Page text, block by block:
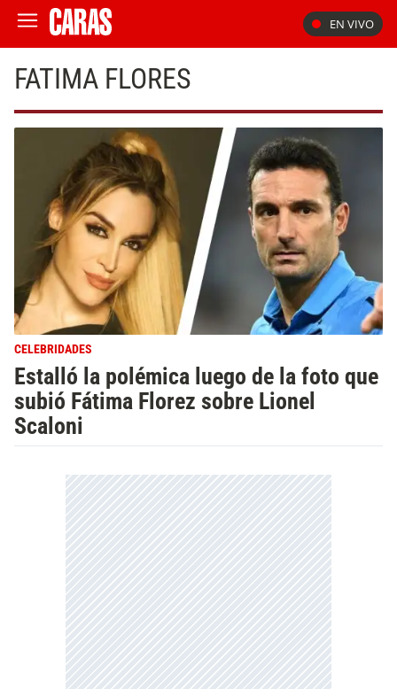
EN VIVO
FATIMA FLORES
CELEBRIDADES
Estalló la polémica luego de la foto que
subió Fátima Florez sobre Lionel
Scaloni